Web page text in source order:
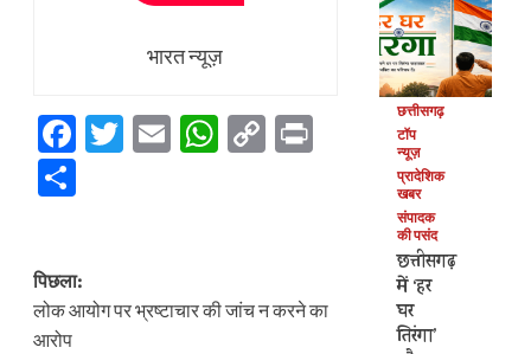
भारत न्यूज़
Facebook
Twitter
EmailWhatsApp
CopyPrint
Share
पोस्ट
नेविगेशन
पिछला:
लोक आयोग पर भ्रष्टाचार की जांच न करने का
आरोप
छत्तीसगढ़
टॉप
न्यूज़
प्रादेशिक
खबर
संपादक
की पसंद
छत्तीसगढ़
में ‘हर
घर
तिरंगा’